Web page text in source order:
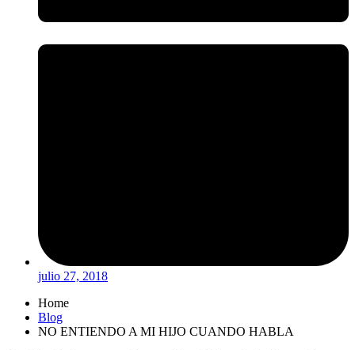
julio 27, 2018
Home
Blog
NO ENTIENDO A MI HIJO CUANDO HABLA